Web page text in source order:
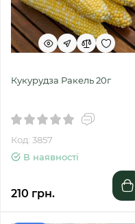
Кукурудза Ракель 20г
Код: 3857
В наявності
210 грн.